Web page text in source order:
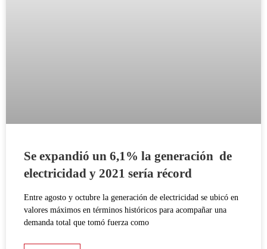
Se expandió un 6,1% la generación de
electricidad y 2021 sería récord
Entre agosto y octubre la generación de electricidad se ubicó en
valores máximos en términos históricos para acompañar una
demanda total que tomó fuerza como